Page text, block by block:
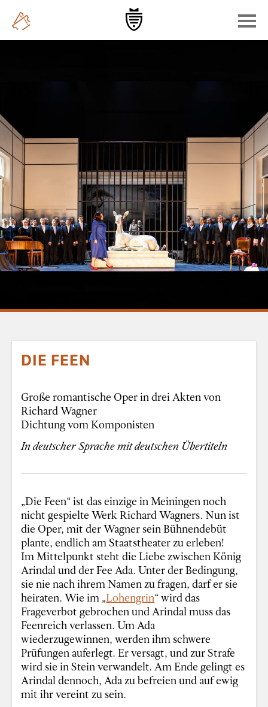
DIE FEEN
Große romantische Oper in drei Akten von
Richard Wagner
Dichtung vom Komponisten
In deutscher Sprache mit deutschen Übertiteln
„Die Feen“ ist das einzige in Meiningen noch
nicht gespielte Werk Richard Wagners. Nun ist
die Oper, mit der Wagner sein Bühnendebüt
plante, endlich am Staatstheater zu erleben!
Im Mittelpunkt steht die Liebe zwischen König
Arindal und der Fee Ada. Unter der Bedingung,
sie nie nach ihrem Namen zu fragen, darf er sie
heiraten. Wie im „Lohengrin“ wird das
Frageverbot gebrochen und Arindal muss das
Feenreich verlassen. Um Ada
wiederzugewinnen, werden ihm schwere
Prüfungen auferlegt. Er versagt, und zur Strafe
wird sie in Stein verwandelt. Am Ende gelingt es
Arindal dennoch, Ada zu befreien und auf ewig
mit ihr vereint zu sein.